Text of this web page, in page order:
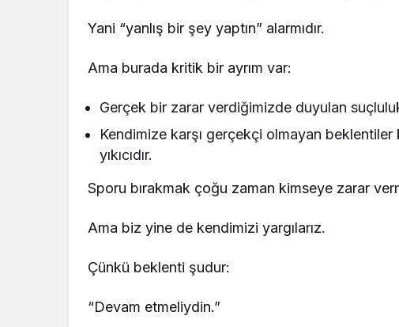
Yani “yanlış bir şey yaptın” alarmıdır.
Ama burada kritik bir ayrım var:
Gerçek bir zarar verdiğimizde duyulan
Kendimize karşı gerçekçi olmayan
yıkıcıdır.
Sporu bırakmak çoğu zaman kimseye zarar
Ama biz yine de kendimizi yargılarız.
Çünkü beklenti şudur:
“Devam etmeliydin.”